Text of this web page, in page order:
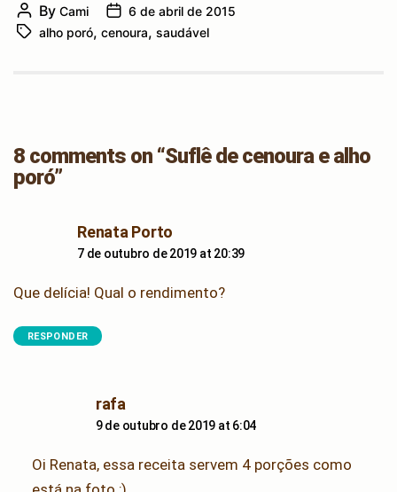
Post
author
By Cami
Post
date
6 de abril de 2015
Tagsalho poró, cenoura, saudável
8 comments on “Suflê de cenoura e alho
poró”
Renata Porto
7 de outubro de 2019 at 20:39
Que delícia! Qual o rendimento?
RESPONDER
rafasays:
9 de outubro de 2019 at 6:04
Oi Renata, essa receita servem 4 porções como